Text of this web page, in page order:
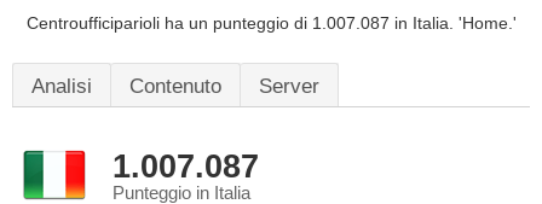
Centroufficiparioli ha un punteggio di 1.007.087 in Italia. 'Home.'
Analisi Contenuto Server
1.007.087
Punteggio in Italia